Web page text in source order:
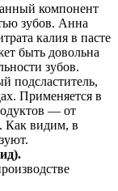
компонент
зубов. Анна
калия в пасте
быть довольна
зубов.
подсластитель,
Применяется в
— от
Как видим, в